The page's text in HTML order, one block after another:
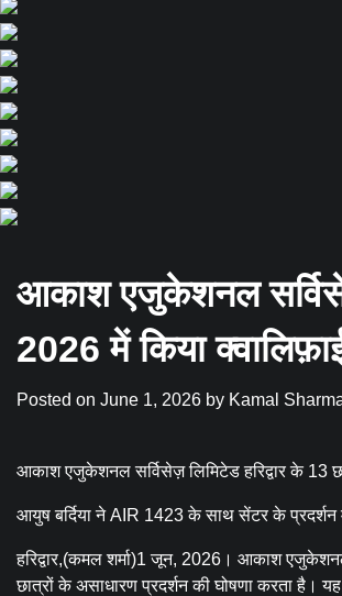
आकाश एजुकेशनल
2026 में किया
Posted on June 1, 2026 by Kamal
आकाश एजुकेशनल सर्विसेज़ लिमिटेड हरिद्वार के 13
आयुष बर्दिया ने AIR 1423 के साथ सेंटर के
हरिद्वार,(कमल शर्मा)1 जून, 2026। आकाश
छात्रों के असाधारण प्रदर्शन की घोषणा करता है।